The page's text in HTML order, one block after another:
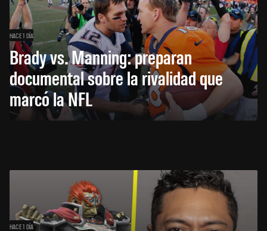
HACE 1 DÍA
Brady vs. Manning: preparan
documental sobre la rivalidad que
marcó la NFL
HACE 1 DÍA